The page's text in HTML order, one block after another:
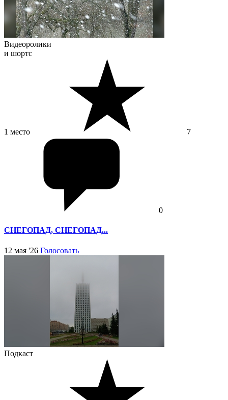
Видеоролики
и шортс
1 место 7
0
СНЕГОПАД, СНЕГОПАД...
12 мая '26 Голосовать
Подкаст